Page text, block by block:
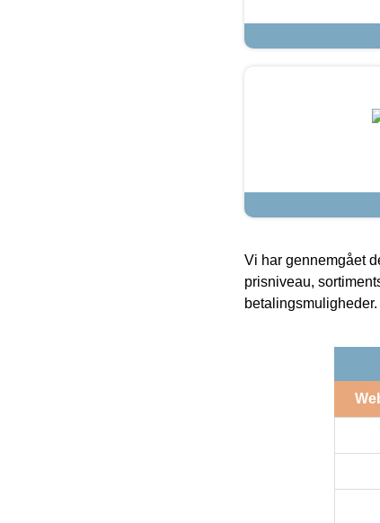
Vi har gennemgået
prisniveau,
betalingsmuligheder.